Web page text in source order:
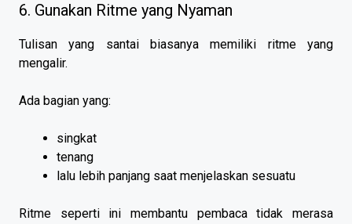
6. Gunakan Ritme yang Nyaman
Tulisan yang santai biasanya memiliki ritme yang
mengalir.
Ada bagian yang:
singkat
tenang
lalu lebih panjang saat menjelaskan sesuatu
Ritme seperti ini membantu pembaca tidak merasa